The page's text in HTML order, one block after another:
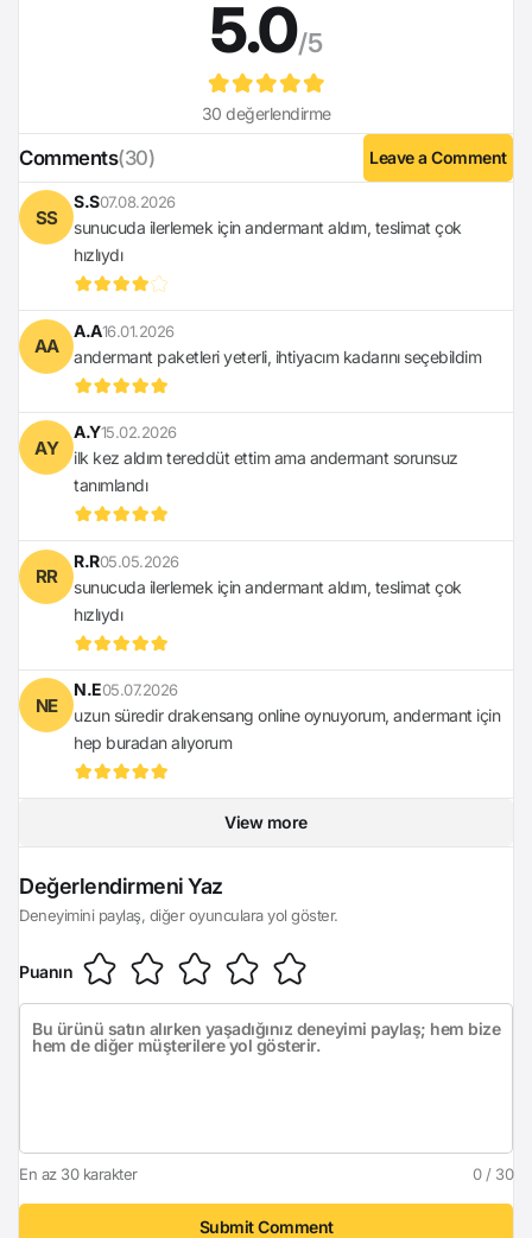
5.0/5
30 değerlendirme
Comments(30) Leave a Comment
SS
S.S07.08.2026
sunucuda ilerlemek için andermant aldım, teslimat çok
hızlıydı
AA
A.A16.01.2026
andermant paketleri yeterli, ihtiyacım kadarını seçebildim
AY
A.Y15.02.2026
ilk kez aldım tereddüt ettim ama andermant sorunsuz
tanımlandı
RR
R.R05.05.2026
sunucuda ilerlemek için andermant aldım, teslimat çok
hızlıydı
NE
N.E05.07.2026
uzun süredir drakensang online oynuyorum, andermant için
hep buradan alıyorum
View more
Değerlendirmeni Yaz
Deneyimini paylaş, diğer oyunculara yol göster.
Puanın
En az 30 karakter 0 / 30
Submit Comment